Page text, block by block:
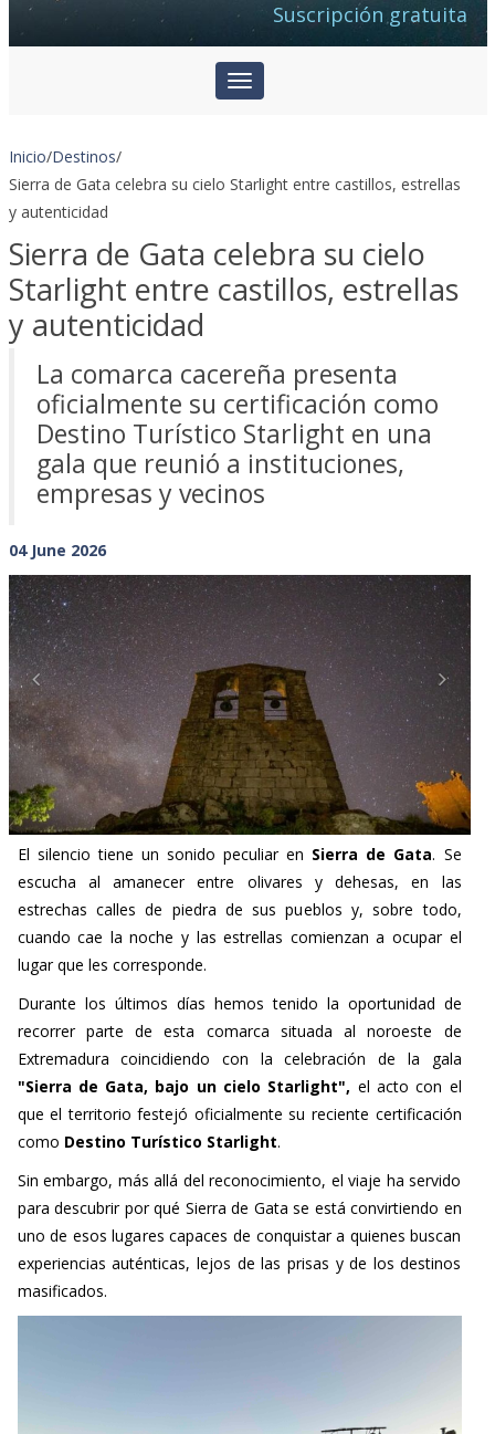
Suscripción gratuita
Inicio/Destinos/
Sierra de Gata celebra su cielo Starlight entre castillos, estrellas
y autenticidad
Sierra de Gata celebra su cielo
Starlight entre castillos, estrellas
y autenticidad
La comarca cacereña presenta
oficialmente su certificación como
Destino Turístico Starlight en una
gala que reunió a instituciones,
empresas y vecinos
04 June 2026
Previous Next
El silencio tiene un sonido peculiar en Sierra de Gata. Se
escucha al amanecer entre olivares y dehesas, en las
estrechas calles de piedra de sus pueblos y, sobre todo,
cuando cae la noche y las estrellas comienzan a ocupar el
lugar que les corresponde.
Durante los últimos días hemos tenido la oportunidad de
recorrer parte de esta comarca situada al noroeste de
Extremadura coincidiendo con la celebración de la gala
"Sierra de Gata, bajo un cielo Starlight", el acto con el
que el territorio festejó oficialmente su reciente certificación
como Destino Turístico Starlight.
Sin embargo, más allá del reconocimiento, el viaje ha servido
para descubrir por qué Sierra de Gata se está convirtiendo en
uno de esos lugares capaces de conquistar a quienes buscan
experiencias auténticas, lejos de las prisas y de los destinos
masificados.